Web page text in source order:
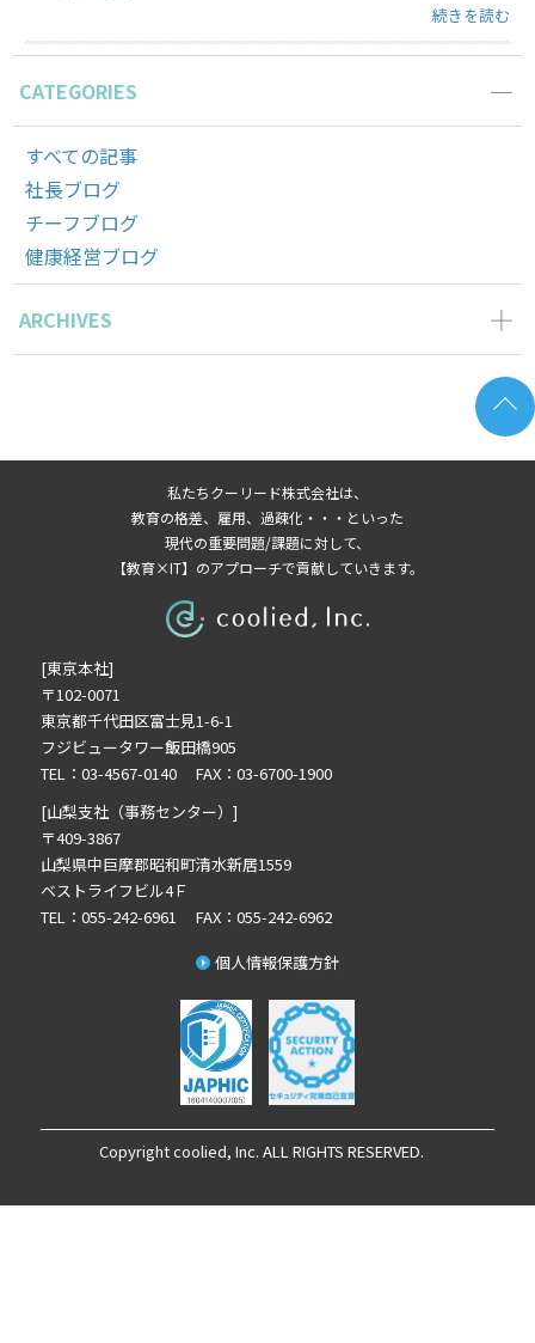
“横浜でウォ
続きを読む
CATEGORIES
すべての記事
社長ブログ
チーフブログ
健康経営ブログ
ARCHIVES
2022年8月の記事一覧(1)
2022年7月の記事一覧(1)
2022年5月の記事一覧(3)
2022年4月の記事一覧(1)
2022年3月の記事一覧(1)
2022年2月の記事一覧(1)
2022年1月の記事一覧(1)
2021年11月の記事一覧(1)
2021年9月の記事一覧(4)
2021年8月の記事一覧(3)
2021年6月の記事一覧(2)
2021年4月の記事一覧(5)
2021年2月の記事一覧(5)
2020年12月の記事一覧(3)
2020年11月の記事一覧(4)
2020年10月の記事一覧(2)
2020年9月の記事一覧(4)
2020年8月の記事一覧(4)
2020年7月の記事一覧(4)
2020年5月の記事一覧(5)
私たちクーリード株式会社は、
教育の格差、雇用、過疎化・・・といった
現代の重要問題/課題に対して、
【教育×IT】のアプローチで貢献していきます。
[東京本社]
〒102-0071
東京都千代田区富士見1-6-1
フジビュータワー飯田橋905
TEL：03-4567-0140 FAX：03-6700-1900
[山梨支社（事務センター）]
〒409-3867
山梨県中巨摩郡昭和町清水新居1559
ベストライフビル4Ｆ
TEL：055-242-6961 FAX：055-242-6962
個人情報保護方針
Copyright coolied, Inc. ALL RIGHTS RESERVED.